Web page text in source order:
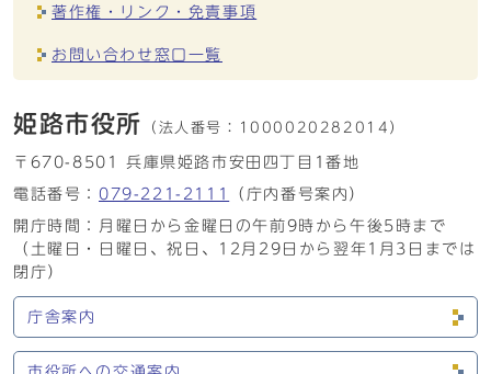
著作権・リンク・免責事項
お問い合わせ窓口一覧
姫路市役所 （法人番号： 1000020282014）
〒670-8501 兵庫県姫路市安田四丁目1番地
電話番号： 079-221-2111
（庁内番号案内）
開庁時間：月曜日から金曜日の午前9時から午後5時まで
（土曜日・日曜日、祝日、12月29日から翌年1月3日までは
閉庁）
庁舎案内